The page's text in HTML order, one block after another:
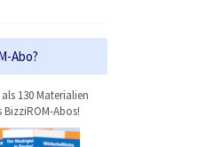
Abo?
130 Materialien
BizziROM-Abos!